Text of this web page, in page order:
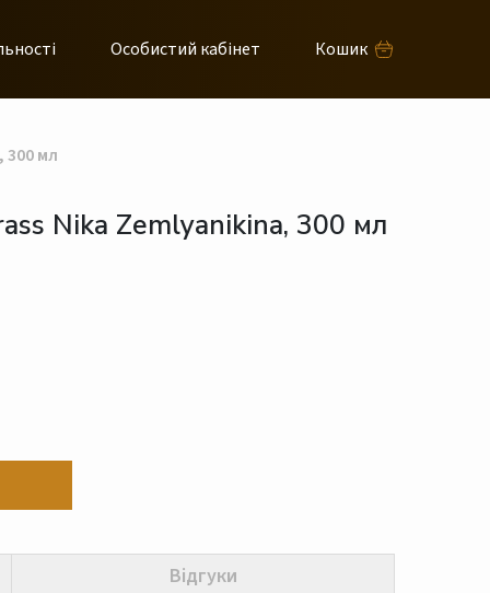
Особистий кабінет Кошик
мл
Nika Zemlyanikina, 300 мл
Відгуки